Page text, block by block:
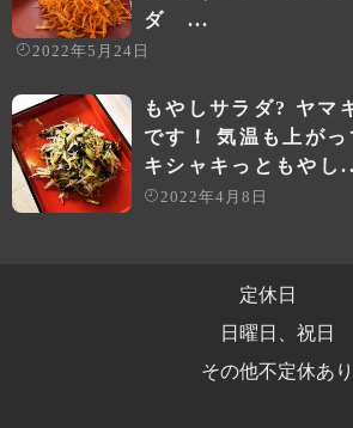
ダ ...
2022年5月24日
もやしサラダ? ヤマ
です！ 気温も上が
キシャキっともやし
2022年4月8日
定休日
日曜日、祝日
その他不定休あり